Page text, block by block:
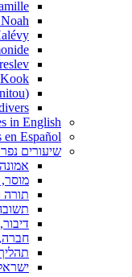
(Rav Askenazi (Manitou
in English
en Español
שיעורים
תורה